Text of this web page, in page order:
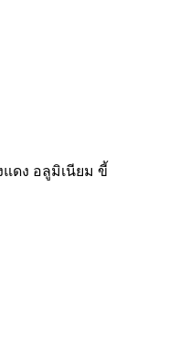
แดง อลูมิเนียม ขี้